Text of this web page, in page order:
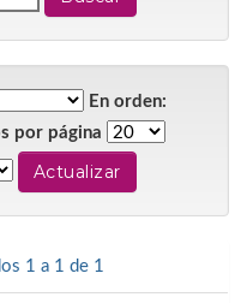
En orden:
por página
1 a 1 de 1